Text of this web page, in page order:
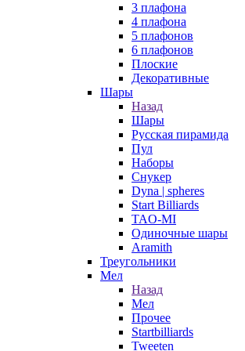
3 плафона
4 плафона
5 плафонов
6 плафонов
Плоские
Декоративные
Шары
Назад
Шары
Русская пирамида
Пул
Наборы
Снукер
Dyna | spheres
Start Billiards
TAO-MI
Одиночные шары
Aramith
Треугольники
Мел
Назад
Мел
Прочее
Startbilliards
Tweeten